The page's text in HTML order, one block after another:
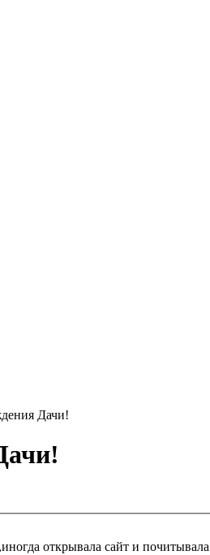
Дачи!
открывала сайт и